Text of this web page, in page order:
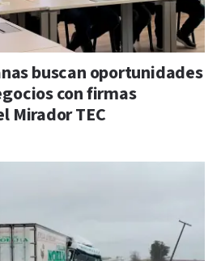
buscan oportunidades
con firmas
Mirador TEC